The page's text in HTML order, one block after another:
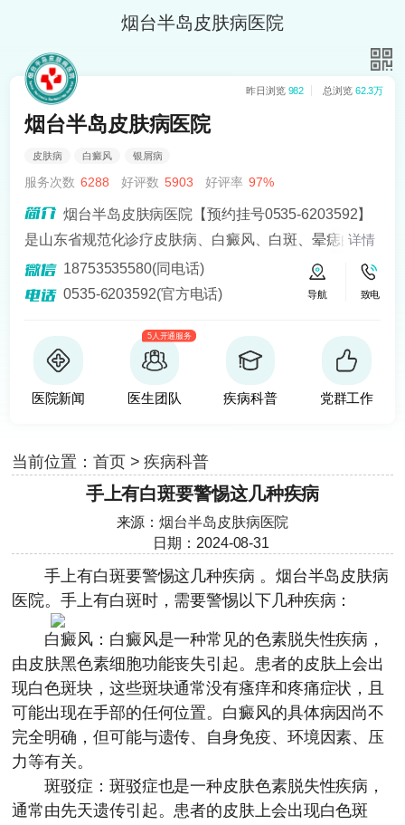
烟台半岛皮肤病医院
昨日浏览 982 总浏览 62.3万
烟台半岛皮肤病医院
皮肤病 白癜风 银屑病
服务次数 6288 好评数 5903 好评率 97%
烟台半岛皮肤病医院【预约挂号0535-6203592】
是山东省规范化诊疗皮肤病、白癜风、白斑、晕痣的医
院。熟悉皮肤病科常见病、多发病、疑难病的诊治，尤
其擅长光化学疗法、窄波紫外线、308准分子激光以及外
移植治疗白癜风，包括自体表皮移植、微小皮片移植、
自体培养黑素细胞移植等。
详情
18753535580(同电话)
0535-6203592(官方电话)
导航 致电
医院新闻
5人开通服务
医生团队 疾病科普 党群工作
当前位置： 首页>疾病科普
手上有白斑要警惕这几种疾病
来源：烟台半岛皮肤病医院
日期：2024-08-31
手上有白斑要警惕这几种疾病 。 烟台半岛皮肤病
医院。手上有白斑时，需要警惕以下几种疾病：
白癜风：白癜风是一种常见的色素脱失性疾病，
由皮肤黑色素细胞功能丧失引起。患者的皮肤上会出
现白色斑块，这些斑块通常没有瘙痒和疼痛症状，且
可能出现在手部的任何位置。白癜风的具体病因尚不
完全明确，但可能与遗传、自身免疫、环境因素、压
力等有关。
斑驳症：斑驳症也是一种皮肤色素脱失性疾病，
通常由先天遗传引起。患者的皮肤上会出现白色斑